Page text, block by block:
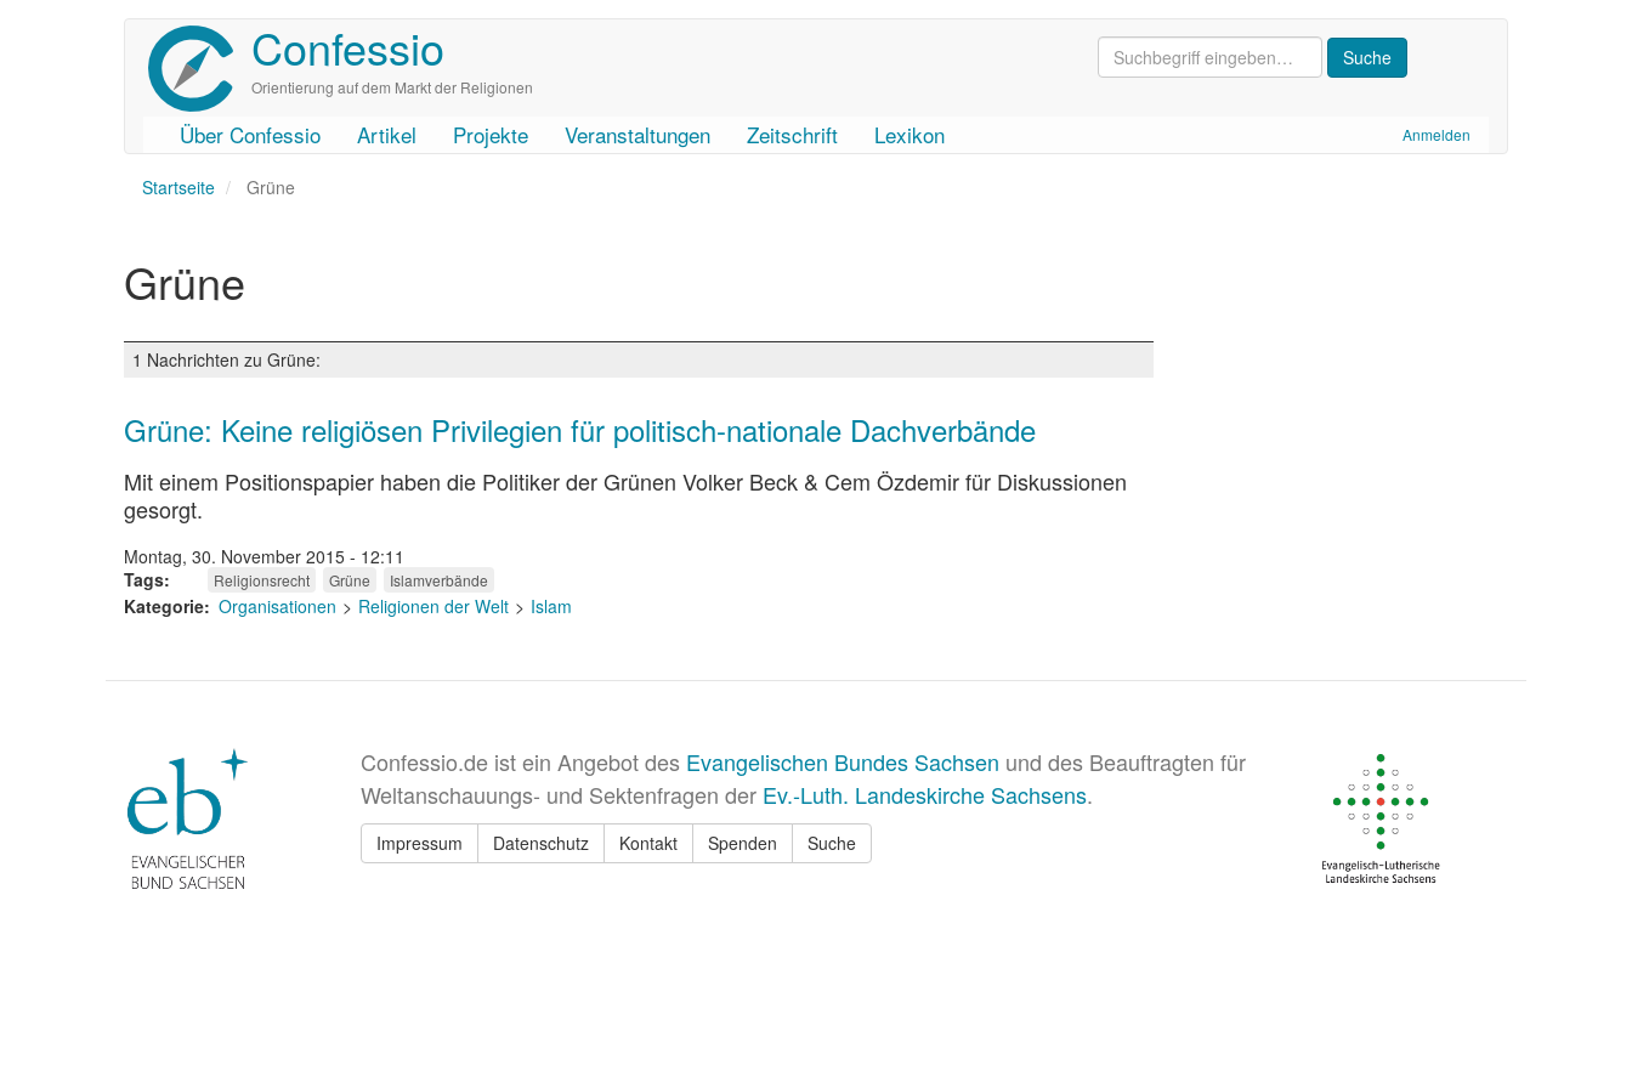
Confessio
Orientierung auf dem Markt der Religionen
User
account
Anmelden
Main
navigation
Über Confessio Artikel Projekte Veranstaltungen Zeitschrift Lexikon
Startseite Grüne
Grüne
1 Nachrichten zu Grüne:
Grüne: Keine religiösen Privilegien für politisch-nationale Dachverbände
Mit einem Positionspapier haben die Politiker der Grünen Volker Beck & Cem Özdemir für Diskussionen
gesorgt.
Montag, 30. November 2015 - 12:11
Tags
Religionsrecht Grüne Islamverbände
Kategorie Organisationen Religionen der Welt Islam
Confessio.de ist ein Angebot des Evangelischen Bundes Sachsen und des Beauftragten für
Weltanschauungs- und Sektenfragen der Ev.-Luth. Landeskirche Sachsens.
Impressum Datenschutz Kontakt Spenden Suche